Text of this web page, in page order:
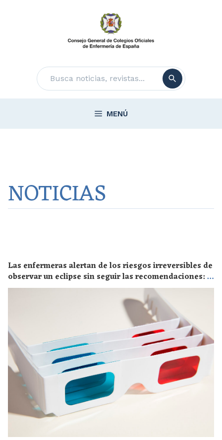
Buscar
MENÚ
NOTICIAS
Las enfermeras alertan de los riesgos irreversibles de
observar un eclipse sin seguir las recomendaciones: la
retinopatía solar es el mayor de los peligros